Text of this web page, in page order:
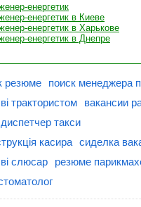
енергетик
енергетик в Киеве
енергетик в Харькове
енергетик в Днепре
резюме
поиск менеджера
трактористом
вакансии
такси
касира сиделка
слюсар
резюме